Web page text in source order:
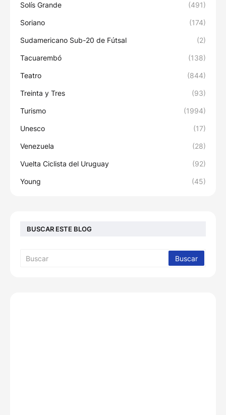
Solís Grande (491)
Soriano (174)
Sudamericano Sub-20 de Fútsal (2)
Tacuarembó (138)
Teatro (844)
Treinta y Tres (93)
Turismo (1994)
Unesco (17)
Venezuela (28)
Vuelta Ciclista del Uruguay (92)
Young (45)
BUSCAR ESTE BLOG